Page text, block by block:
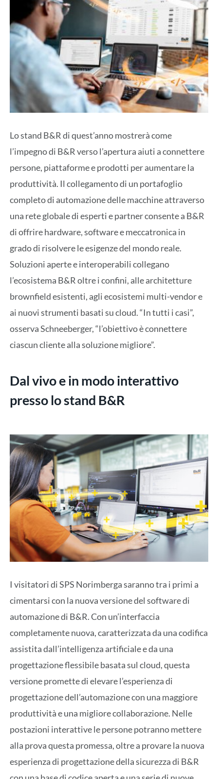
Lo stand B&R di quest’anno mostrerà come
l’impegno di B&R verso l’apertura aiuti a connettere
persone, piattaforme e prodotti per aumentare la
produttività. Il collegamento di un portafoglio
completo di automazione delle macchine attraverso
una rete globale di esperti e partner consente a B&R
di offrire hardware, software e meccatronica in
grado di risolvere le esigenze del mondo reale.
Soluzioni aperte e interoperabili collegano
l’ecosistema B&R oltre i confini, alle architetture
brownfield esistenti, agli ecosistemi multi-vendor e
ai nuovi strumenti basati su cloud. “In tutti i casi”,
osserva Schneeberger, “l’obiettivo è connettere
ciascun cliente alla soluzione migliore”.
Dal vivo e in modo interattivo
presso lo stand B&R
I visitatori di SPS Norimberga saranno tra i primi a
cimentarsi con la nuova versione del software di
automazione di B&R. Con un’interfaccia
completamente nuova, caratterizzata da una codifica
assistita dall’intelligenza artificiale e da una
progettazione flessibile basata sul cloud, questa
versione promette di elevare l’esperienza di
progettazione dell’automazione con una maggiore
produttività e una migliore collaborazione. Nelle
postazioni interattive le persone potranno mettere
alla prova questa promessa, oltre a provare la nuova
esperienza di progettazione della sicurezza di B&R